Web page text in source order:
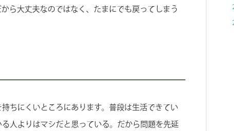
ら大丈夫なのではなく、たまにでも戻ってしまう
ちにくいところにあります。普段は生活できてい
人よりはマシだと思っている。だから問題を先延